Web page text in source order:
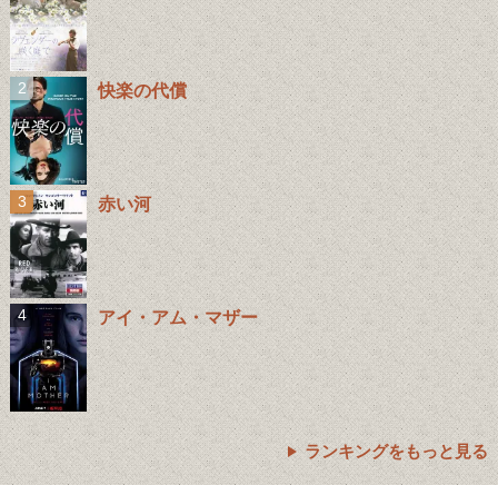
快楽の代償
赤い河
アイ・アム・マザー
ランキングをもっと見る